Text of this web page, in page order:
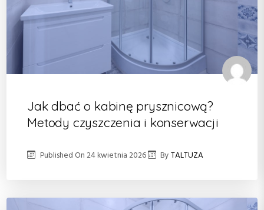
Jak dbać o kabinę prysznicową?
Metody czyszczenia i konserwacji
Published On24 kwietnia 2026 ByTALTUZA